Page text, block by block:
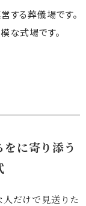
する葬儀場です。
な式場です。
に寄り添う
人だけで見送りた